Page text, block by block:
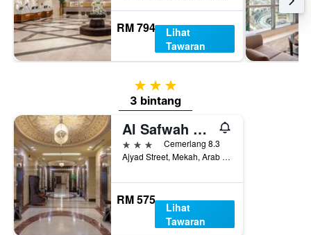
RM 794
Lihat
Tawaran
3 bintang
3 bintang
Al Safwah Hotel Tower 3
3 bintangCemerlang 8.3
Ajyad Street, Mekah, Arab Saudi
RM 575
Lihat
Tawaran